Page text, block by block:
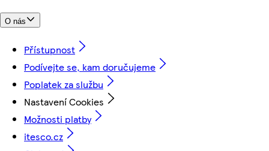
O nás
Přístupnost
Podívejte se, kam doručujeme
Poplatek za službu
Nastavení Cookies
Možnosti platby
itesco.cz